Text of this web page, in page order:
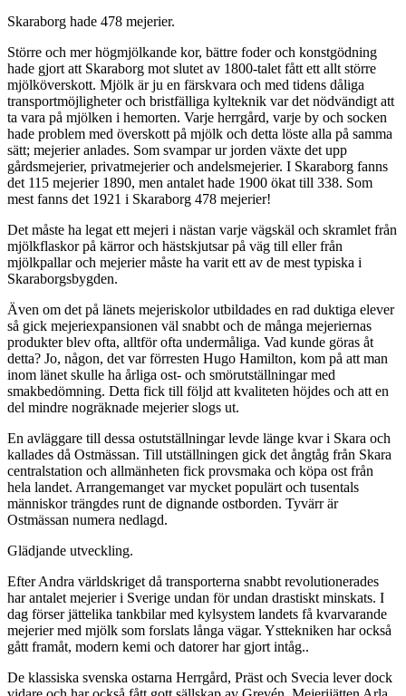
Skaraborg hade 478 mejerier.
Större och mer högmjölkande kor, bättre foder och konstgödning
hade gjort att Skaraborg mot slutet av 1800-talet fått ett allt större
mjölköverskott. Mjölk är ju en färskvara och med tidens dåliga
transportmöjligheter och bristfälliga kylteknik var det nödvändigt att
ta vara på mjölken i hemorten. Varje herrgård, varje by och socken
hade problem med överskott på mjölk och detta löste alla på samma
sätt; mejerier anlades. Som svampar ur jorden växte det upp
gårdsmejerier, privatmejerier och andelsmejerier. I Skaraborg fanns
det 115 mejerier 1890, men antalet hade 1900 ökat till 338. Som
mest fanns det 1921 i Skaraborg 478 mejerier!
Det måste ha legat ett mejeri i nästan varje vägskäl och skramlet från
mjölkflaskor på kärror och hästskjutsar på väg till eller från
mjölkpallar och mejerier måste ha varit ett av de mest typiska i
Skaraborgsbygden.
Även om det på länets mejeriskolor utbildades en rad duktiga elever
så gick mejeriexpansionen väl snabbt och de många mejeriernas
produkter blev ofta, alltför ofta undermåliga. Vad kunde göras åt
detta? Jo, någon, det var förresten Hugo Hamilton, kom på att man
inom länet skulle ha årliga ost- och smörutställningar med
smakbedömning. Detta fick till följd att kvaliteten höjdes och att en
del mindre nogräknade mejerier slogs ut.
En avläggare till dessa ostutställningar levde länge kvar i Skara och
kallades då Ostmässan. Till utställningen gick det ångtåg från Skara
centralstation och allmänheten fick provsmaka och köpa ost från
hela landet. Arrangemanget var mycket populärt och tusentals
människor trängdes runt de dignande ostborden. Tyvärr är
Ostmässan numera nedlagd.
Glädjande utveckling.
Efter Andra världskriget då transporterna snabbt revolutionerades
har antalet mejerier i Sverige undan för undan drastiskt minskats. I
dag förser jättelika tankbilar med kylsystem landets få kvarvarande
mejerier med mjölk som forslats långa vägar. Ysttekniken har också
gått framåt, modern kemi och datorer har gjort intåg..
De klassiska svenska ostarna Herrgård, Präst och Svecia lever dock